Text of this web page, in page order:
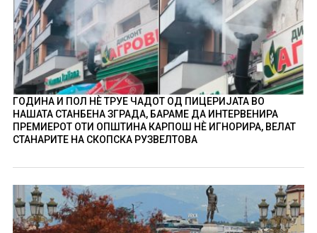
ГОДИНА И ПОЛ НÈ ТРУЕ ЧАДОТ ОД ПИЦЕРИЈАТА ВО
НАШАТА СТАНБЕНА ЗГРАДА, БАРАМЕ ДА ИНТЕРВЕНИРА
ПРЕМИЕРОТ ОТИ ОПШТИНА КАРПОШ НÈ ИГНОРИРА, ВЕЛАТ
СТАНАРИТЕ НА СКОПСКА РУЗВЕЛТОВА